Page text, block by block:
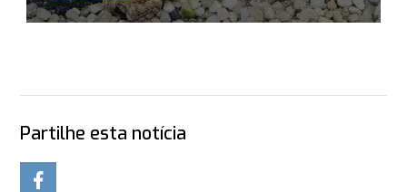
Partilhe esta notícia